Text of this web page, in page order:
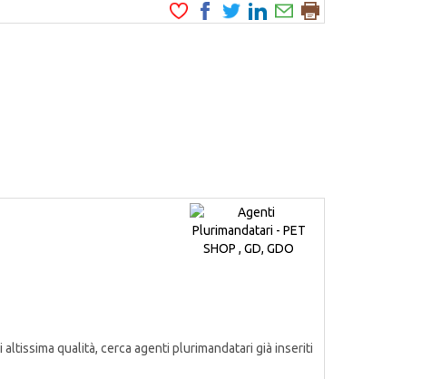
qualità, cerca agenti plurimandatari già inseriti